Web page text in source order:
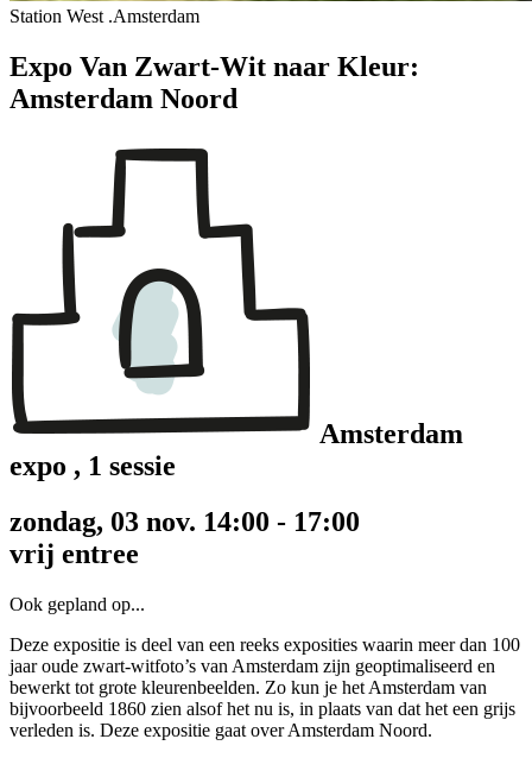
Station West .Amsterdam
Expo Van Zwart-Wit naar Kleur:
Amsterdam Noord
Amsterdam
expo , 1 sessie
zondag, 03 nov. 14:00 - 17:00
vrij entree
Ook gepland op...
Deze expositie is deel van een reeks exposities waarin meer dan 100
jaar oude zwart-witfoto’s van Amsterdam zijn geoptimaliseerd en
bewerkt tot grote kleurenbeelden. Zo kun je het Amsterdam van
bijvoorbeeld 1860 zien alsof het nu is, in plaats van dat het een grijs
verleden is. Deze expositie gaat over Amsterdam Noord.